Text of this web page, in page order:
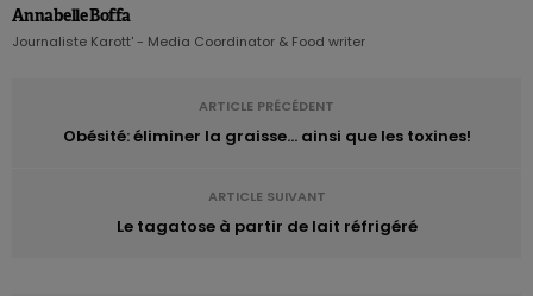
Annabelle Boffa
Journaliste Karott' - Media Coordinator & Food writer
ARTICLE PRÉCÉDENT
Obésité: éliminer la graisse... ainsi que les toxines!
ARTICLE SUIVANT
Le tagatose à partir de lait réfrigéré